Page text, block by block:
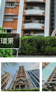
景
年3月區業績TOP3